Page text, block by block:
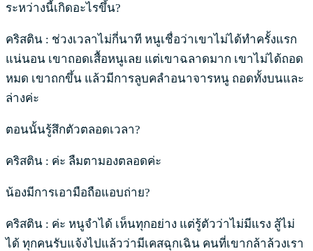
ระหว่างนี้เกิดอะไรขึ้น?
คริสติน : ช่วงเวลาไม่กี่นาที หนูเชื่อว่าเขาไม่ได้ทำครั้งแรก
แน่นอน เขาถอดเสื้อหนูเลย แต่เขาฉลาดมาก เขาไม่ได้ถอด
หมด เขาถกขึ้น แล้วมีการลูบคลำอนาจารหนู ถอดทั้งบนและ
ล่างค่ะ
ตอนนั้นรู้สึกตัวตลอดเวลา?
คริสติน : ค่ะ ลืมตามองตลอดค่ะ
น้องมีการเอามือถือแอบถ่าย?
คริสติน : ค่ะ หนูจำได้ เห็นทุกอย่าง แต่รู้ตัวว่าไม่มีแรง สู้ไม่
ได้ ทุกคนรับแจ้งไปแล้วว่ามีเคสฉุกเฉิน คนที่เขากล้าล้วงเรา